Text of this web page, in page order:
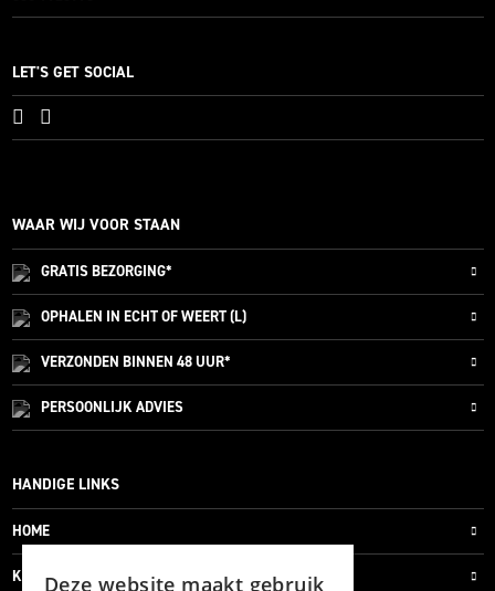
LET'S GET SOCIAL
WAAR WIJ VOOR STAAN
GRATISBEZORGING*
OPHALEN IN ECHT OF WEERT (L)
VERZONDEN BINNEN 48 UUR*
PERSOONLIJKADVIES
HANDIGE LINKS
HOME
KLANTENSERVICE
Deze website maakt gebruik